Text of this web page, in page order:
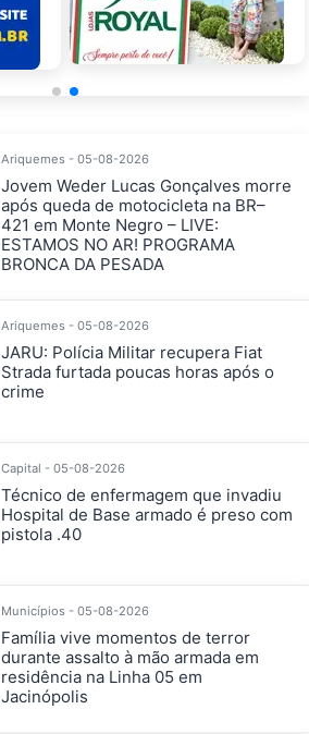
Ariquemes - 05-08-2026
Jovem Weder Lucas Gonçalves morre
após queda de motocicleta na BR–
421 em Monte Negro – LIVE:
ESTAMOS NO AR! PROGRAMA
BRONCA DA PESADA
Ariquemes - 05-08-2026
JARU: Polícia Militar recupera Fiat
Strada furtada poucas horas após o
crime
Capital - 05-08-2026
Técnico de enfermagem que invadiu
Hospital de Base armado é preso com
pistola .40
Municípios - 05-08-2026
Família vive momentos de terror
durante assalto à mão armada em
residência na Linha 05 em
Jacinópolis